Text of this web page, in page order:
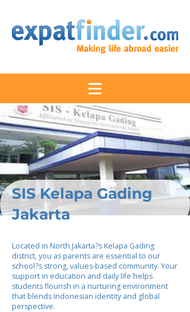
SIS Kelapa Gading
Jakarta
Located in North Jakarta?s Kelapa Gading
district, you as parents are essential to our
school?s strong, values-based community. Your
support in education and daily life helps
students flourish in a nurturing environment
that blends Indonesian identity and global
perspective.